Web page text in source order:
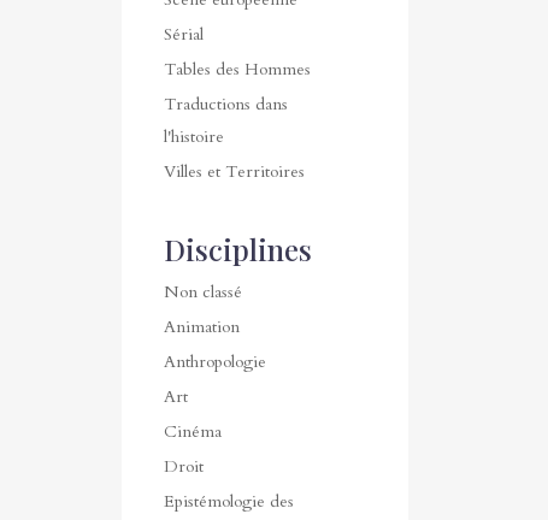
Sérial
Tables des Hommes
Traductions dans
l'histoire
Villes et Territoires
Disciplines
Non classé
Animation
Anthropologie
Art
Cinéma
Droit
Epistémologie des